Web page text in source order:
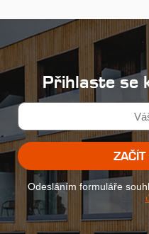
Přihlaste se
ZAČÍT
Odesláním formuláře